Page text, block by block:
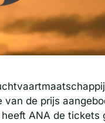
de prijs
ANA de tickets